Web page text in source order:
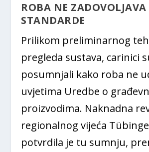
ROBA NE ZADOVOLJAVA
STANDARDE
Prilikom preliminarnog
pregleda sustava, carinici
posumnjali kako roba ne
uvjetima Uredbe o
proizvodima. Naknadna
regionalnog vijeća
potvrdila je tu sumnju,